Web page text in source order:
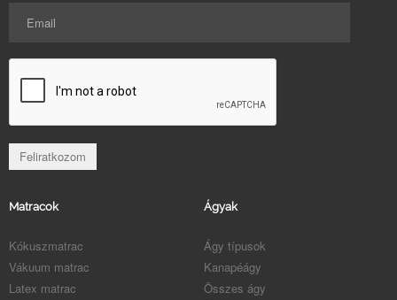
Matracok
Kókuszmatrac
Vákuum matrac
Latex matrac
Ágyak
Ágy típusok
Kanapéágy
Összes ágy